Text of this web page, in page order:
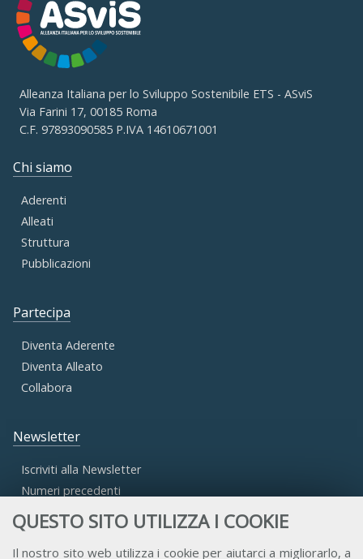
QUESTO SITO UTILIZZA I COOKIE
Il nostro sito web utilizza i cookie per aiutarci a migliorarlo, a
Alleanza Italiana per lo Sviluppo Sostenibile ETS - ASviS
Via Farini 17, 00185 Roma
C.F. 97893090585 P.IVA 14610671001
Chi siamo
Aderenti
Alleati
Struttura
Pubblicazioni
Partecipa
Diventa Aderente
Diventa Alleato
Collabora
Newsletter
Iscriviti alla Newsletter
Numeri precedenti